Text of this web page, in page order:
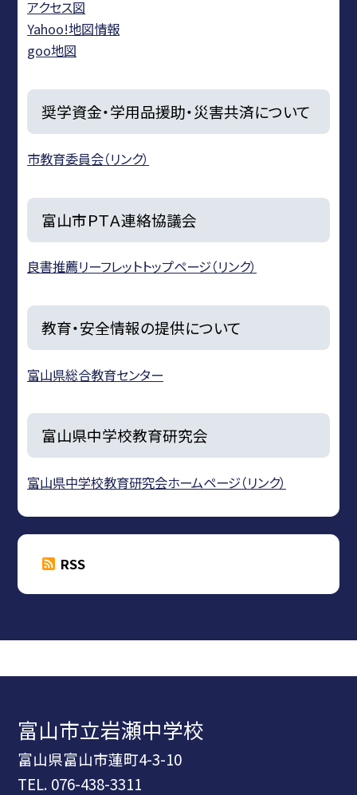
アクセス図
Yahoo!地図情報
goo地図
奨学資金・学用品援助・災害共済について
市教育委員会（リンク）
富山市ＰＴＡ連絡協議会
良書推薦リーフレットトップページ（リンク）
教育・安全情報の提供について
富山県総合教育センター
富山県中学校教育研究会
富山県中学校教育研究会ホームページ（リンク）
RSS
富山市立岩瀬中学校
富山県富山市蓮町4-3-10
TEL. 076-438-3311